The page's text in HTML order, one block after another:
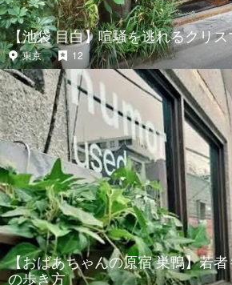
【池袋 目白】喧騒を逃れるクリ
東京 12
【おばあちゃんの原宿 巣鴨】若
の歩き方